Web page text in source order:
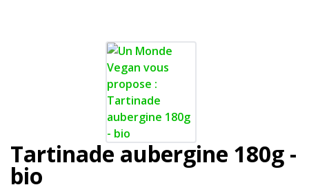
Tartinade aubergine 180g -
bio